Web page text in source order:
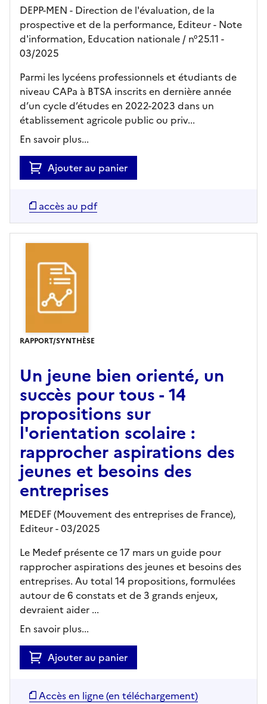
DEPP-MEN - Direction de l'évaluation, de la
prospective et de la performance, Editeur- Note
d'information, Education nationale / n°25.11 -
03/2025
Parmi les lycéens professionnels et étudiants de
niveau CAPa à BTSA inscrits en dernière année
d’un cycle d’études en 2022-2023 dans un
établissement agricole public ou priv...
En savoir plus...
Ajouter au panier
accès au pdf
RAPPORT/SYNTHÈSE
Un jeune bien orienté, un
succès pour tous - 14
propositions sur
l'orientation scolaire :
rapprocher aspirations des
jeunes et besoins des
entreprises
MEDEF (Mouvement des entreprises de France),
Editeur- 03/2025
Le Medef présente ce 17 mars un guide pour
rapprocher aspirations des jeunes et besoins des
entreprises. Au total 14 propositions, formulées
autour de 6 constats et de 3 grands enjeux,
devraient aider ...
En savoir plus...
Ajouter au panier
Accès en ligne (en téléchargement)